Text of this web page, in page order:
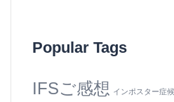
Popular Tags
IFSご感想 インポスター症